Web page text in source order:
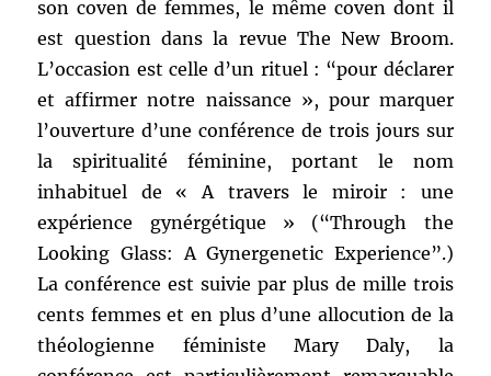
son coven de femmes, le même coven dont il
est question dans la revue The New Broom.
L’occasion est celle d’un rituel : “pour déclarer
et affirmer notre naissance », pour marquer
l’ouverture d’une conférence de trois jours sur
la spiritualité féminine, portant le nom
inhabituel de « A travers le miroir : une
expérience gynérgétique » (“Through the
Looking Glass: A Gynergenetic Experience”.)
La conférence est suivie par plus de mille trois
cents femmes et en plus d’une allocution de la
théologienne féministe Mary Daly, la